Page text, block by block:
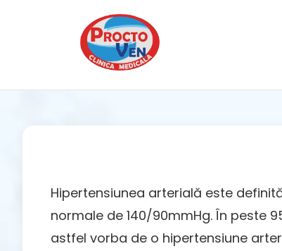
Hipertensiunea arterială este
normale de 140/90mmHg. În peste
astfel vorba de o hipertensiune